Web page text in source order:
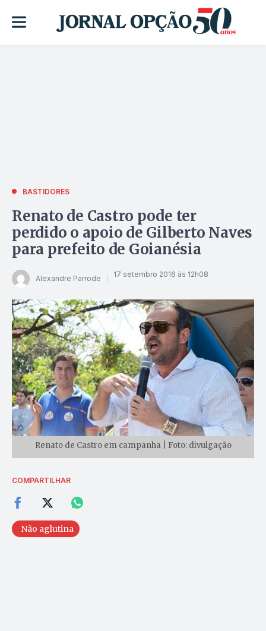
BASTIDORES
Renato de Castro pode ter
perdido o apoio de Gilberto Naves
para prefeito de Goianésia
Alexandre Parrode 17 setembro 2016 às 12h08
Renato de Castro em campanha | Foto: divulgação
COMPARTILHAR
Não aglutina